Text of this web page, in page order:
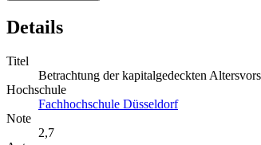
Details
Titel
Betrachtung der kapitalgedeckten
Hochschule
Fachhochschule Düsseldorf
Note
2,7